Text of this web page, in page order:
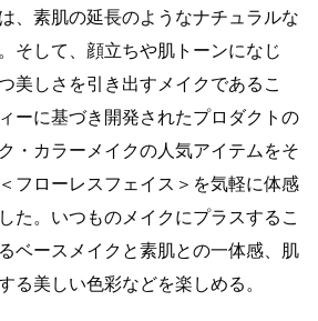
、素肌の延長のようなナチュラルな
そして、顔立ちや肌トーンになじ
美しさを引き出すメイクであるこ
ーに基づき開発されたプロダクトの
・カラーメイクの人気アイテムをそ
フローレスフェイス＞を気軽に体感
た。いつものメイクにプラスするこ
ベースメイクと素肌との一体感、肌
る美しい色彩などを楽しめる。